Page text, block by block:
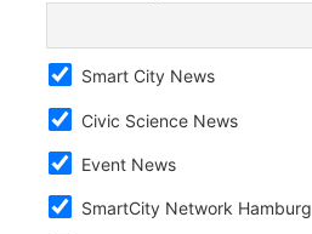
Smart City News
Civic Science News
Event News
SmartCity Network Hamburg